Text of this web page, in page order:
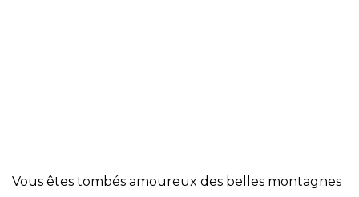
Vous êtes tombés amoureux des belles montagnes